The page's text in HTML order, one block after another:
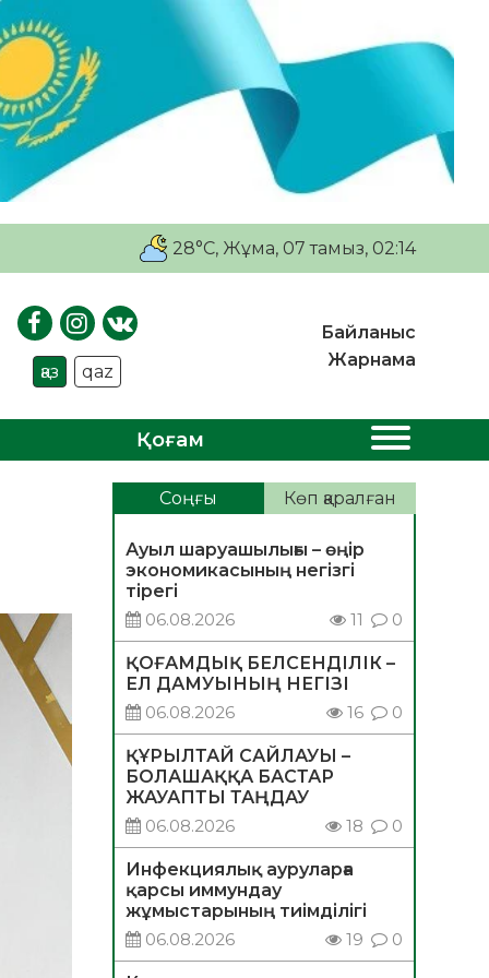
28°C, Жұма, 07 тамыз, 02:14
қаз qaz
Байланыс
Жарнама
Қоғам
Соңғы Көп қаралған
Ауыл шаруашылығы – өңір
экономикасының негізгі
тірегі
06.08.2026
11 0
ҚОҒАМДЫҚ БЕЛСЕНДІЛІК –
ЕЛ ДАМУЫНЫҢ НЕГІЗІ
06.08.2026
16 0
ҚҰРЫЛТАЙ САЙЛАУЫ –
БОЛАШАҚҚА БАСТАР
ЖАУАПТЫ ТАҢДАУ
06.08.2026
18 0
Инфекциялық ауруларға
қарсы иммундау
жұмыстарының тиімділігі
06.08.2026
19 0